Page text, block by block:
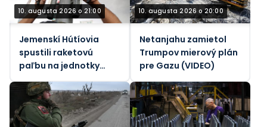
10. augusta 2026 o 21:00
Jemenskí Hútíovia
spustili raketovú
paľbu na jednotky
Saudskou Arábiou
(VIDEÁ)
10. augusta 2026 o 20:00
Netanjahu zamietol
Trumpov mierový plán
pre Gazu (VIDEO)